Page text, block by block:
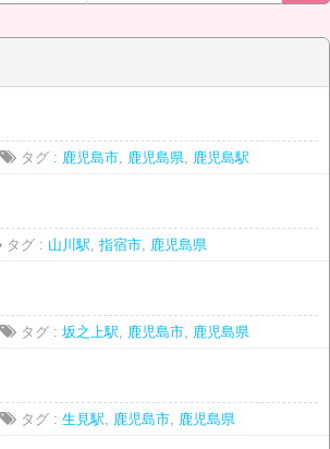
タグ : 鹿児島市, 鹿児島県, 鹿児島駅
タグ : 山川駅, 指宿市, 鹿児島県
タグ : 坂之上駅, 鹿児島市, 鹿児島県
タグ : 生見駅, 鹿児島市, 鹿児島県